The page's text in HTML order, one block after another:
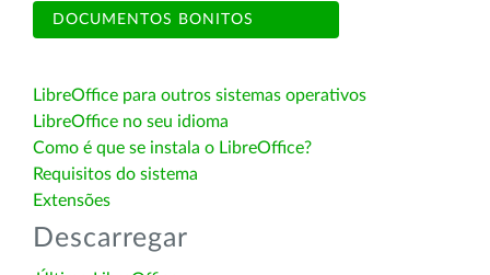
DOCUMENTOS BONITOS
LibreOffice para outros sistemas operativos
LibreOffice no seu idioma
Como é que se instala o LibreOffice?
Requisitos do sistema
Extensões
Descarregar